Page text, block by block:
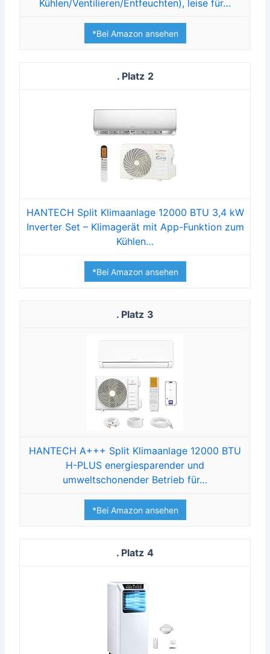
Kühlen/Ventilieren/Entfeuchten), leise für…
*Bei Amazon ansehen
2
HANTECH Split Klimaanlage 12000 BTU 3,4 kW
Inverter Set – Klimagerät mit App-Funktion zum
Kühlen…
*Bei Amazon ansehen
3
HANTECH A+++ Split Klimaanlage 12000 BTU
H-PLUS energiesparender und
umweltschonender Betrieb für…
*Bei Amazon ansehen
4